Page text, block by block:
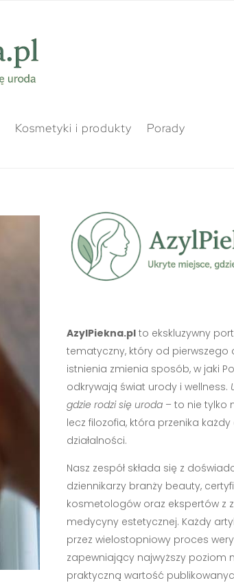
Kosmetyki i produkty Porady
AzylPiekna.plto ekskluzywny
tematyczny, który od pierwszego
istnienia zmienia sposób, w jaki
odkrywają świat urody i wellness.
gdzie rodzi się uroda– to nie tylko
lecz filozofia, która przenika
działalności.
Nasz zespół składa się z
dziennikarzy branży beauty,
kosmetologów oraz ekspertów z
medycyny estetycznej. Każdy
przez wielostopniowy proces
zapewniający najwyższy poziom
praktyczną wartość